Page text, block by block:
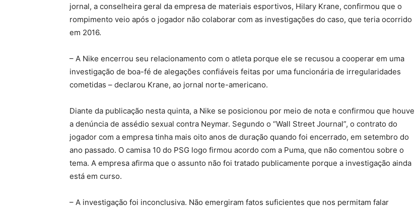
jornal, a conselheira geral da empresa de materiais esportivos, Hilary Krane, confirmou que o
rompimento veio após o jogador não colaborar com as investigações do caso, que teria ocorrido
em 2016.
– A Nike encerrou seu relacionamento com o atleta porque ele se recusou a cooperar em uma
investigação de boa-fé de alegações confiáveis feitas por uma funcionária de irregularidades
cometidas – declarou Krane, ao jornal norte-americano.
Diante da publicação nesta quinta, a Nike se posicionou por meio de nota e confirmou que houve
a denúncia de assédio sexual contra Neymar. Segundo o “Wall Street Journal”, o contrato do
jogador com a empresa tinha mais oito anos de duração quando foi encerrado, em setembro do
ano passado. O camisa 10 do PSG logo firmou acordo com a Puma, que não comentou sobre o
tema. A empresa afirma que o assunto não foi tratado publicamente porque a investigação ainda
está em curso.
– A investigação foi inconclusiva. Não emergiram fatos suficientes que nos permitam falar